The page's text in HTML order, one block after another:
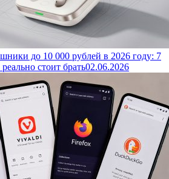
до 10 000 рублей в 2026 году: 7
стоит брать02.06.2026